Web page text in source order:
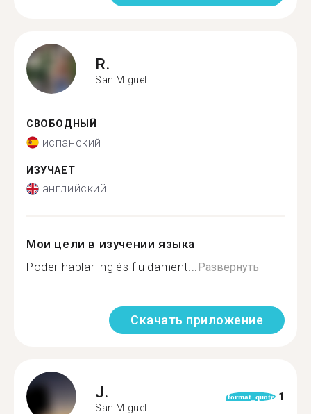
R.
San Miguel
СВОБОДНЫЙ
испанский
ИЗУЧАЕТ
английский
Мои цели в изучении языка
Poder hablar inglés fluidament...Развернуть
Скачать приложение
J.
San Miguel
format_quote 1